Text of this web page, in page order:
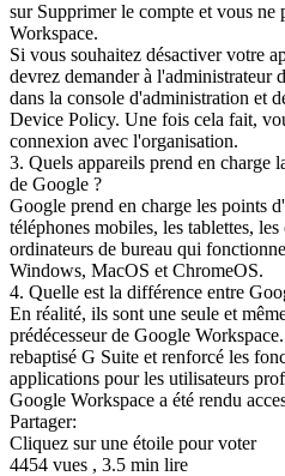
sur Supprimer le compte et vous ne
Workspace.
Si vous souhaitez désactiver votre
devrez demander à l'administrateur
dans la console d'administration et
Device Policy. Une fois cela fait,
connexion avec l'organisation.
3. Quels appareils prend en charge
de Google ?
Google prend en charge les points
téléphones mobiles, les tablettes,
ordinateurs de bureau qui
Windows, MacOS et ChromeOS.
4. Quelle est la différence entre
En réalité, ils sont une seule et
prédécesseur de Google
rebaptisé G Suite et renforcé les
applications pour les utilisateurs
Google Workspace a été rendu
Partager:
Cliquez sur une étoile pour voter
4454 vues , 3.5 min lire